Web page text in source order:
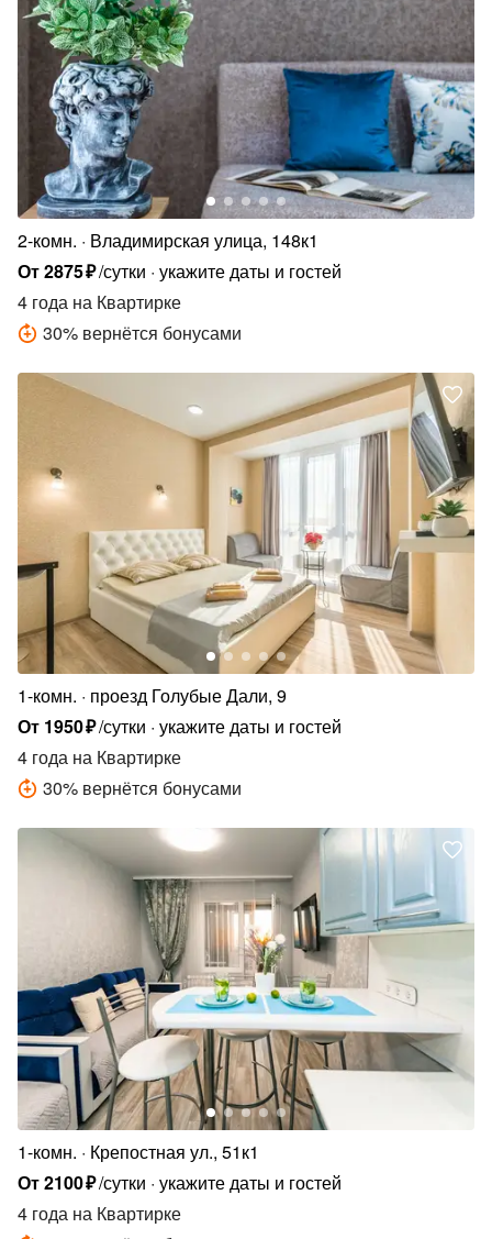
2-комн.
Владимирская улица, 148к1
От2875₽/сутки укажите даты и гостей
4 года на Квартирке
30% вернётся бонусами
1-комн.
проезд Голубые Дали, 9
От 1950₽/сутки укажите даты и гостей
4 года на Квартирке
30% вернётся бонусами
1-комн.
Крепостная ул., 51к1
От2100₽/сутки укажите даты и гостей
4 года на Квартирке